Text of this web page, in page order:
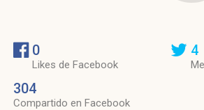
0
Likes de Facebook
304
Compartido en Facebook
4